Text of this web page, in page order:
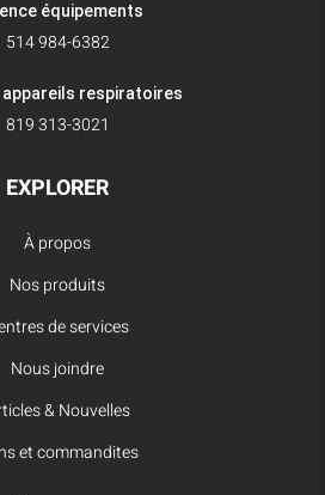
équipements
514 984-6382
appareils respiratoires
819 313-3021
EXPLORER
À propos
Nos produits
de services
Nous joindre
& Nouvelles
et commandites